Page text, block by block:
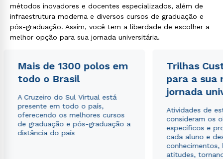
métodos inovadores e docentes especializados, além de
infraestrutura moderna e diversos cursos de graduação e
pós-graduação. Assim, você tem a liberdade de escolher a
melhor opção para sua jornada universitária.
Mais de 1300 polos em
todo o Brasil
A Cruzeiro do Sul Virtual está
presente em todo o país,
oferecendo os melhores cursos
de graduação e pós-graduação a
distância do país
Trilhas
para a sua
jornada
Atividades de
consideram os
específicos e
cada aluno e
conhecimentos,
atitudes,